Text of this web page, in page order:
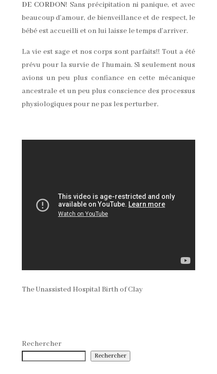
DE CORDON! Sans précipitation ni panique, et avec
beaucoup d’amour, de bienveillance et de respect, le
bébé est accueilli et on lui laisse le temps d’arriver.
La vie est sage et nos corps sont parfaits!! Tout a été
prévu pour la survie de l’humain. Si seulement nous
avions un peu plus confiance en cette mécanique
ancestrale et un peu plus conscience des processus
physiologiques pour ne pas les perturber.
The Unassisted Hospital Birth of Clay
Rechercher
Rechercher